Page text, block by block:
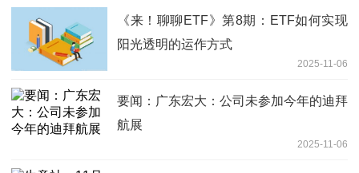
《来！聊聊ETF》第8期：ETF如何实现
阳光透明的运作方式
2025-11-06
要闻：广东宏大：公司未参加今年的迪拜
航展
2025-11-06